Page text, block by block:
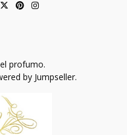
profumo.
by Jumpseller.